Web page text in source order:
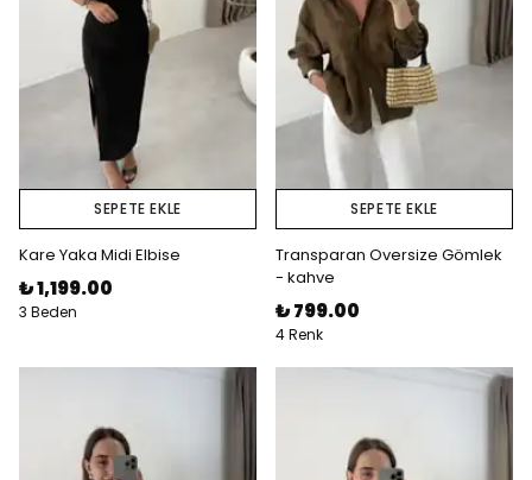
SEPETE EKLE
Kare Yaka Midi Elbise
₺ 1,199.00
3 Beden
SEPETE EKLE
Transparan Oversize Gömlek
- kahve
₺ 799.00
4 Renk